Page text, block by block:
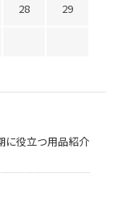
28
29
役立つ用品紹介